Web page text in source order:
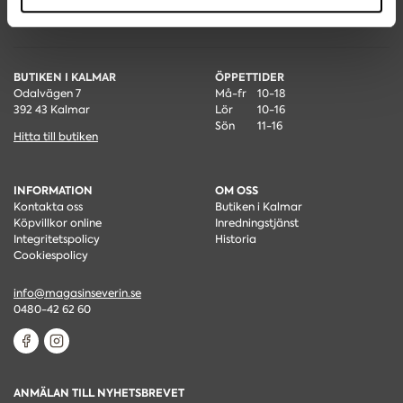
BUTIKEN I KALMAR
Odalvägen 7
392 43 Kalmar
Hitta till butiken
ÖPPETTIDER
Må-fr
10-18
Lör
10-16
Sön
11-16
INFORMATION
Kontakta oss
Köpvillkor online
Integritetspolicy
Cookiespolicy
OM OSS
Butiken i Kalmar
Inredningstjänst
Historia
info@magasinseverin.se
0480-42 62 60
ANMÄLAN TILL NYHETSBREVET